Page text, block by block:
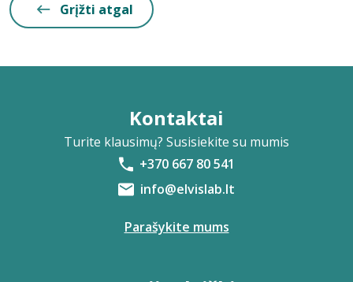
Grįžti atgal
Kontaktai
Turite klausimų? Susisiekite su mumis
+370 667 80 541
info@elvislab.lt
Parašykite mums